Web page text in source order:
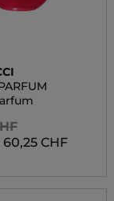
60,25 CHF